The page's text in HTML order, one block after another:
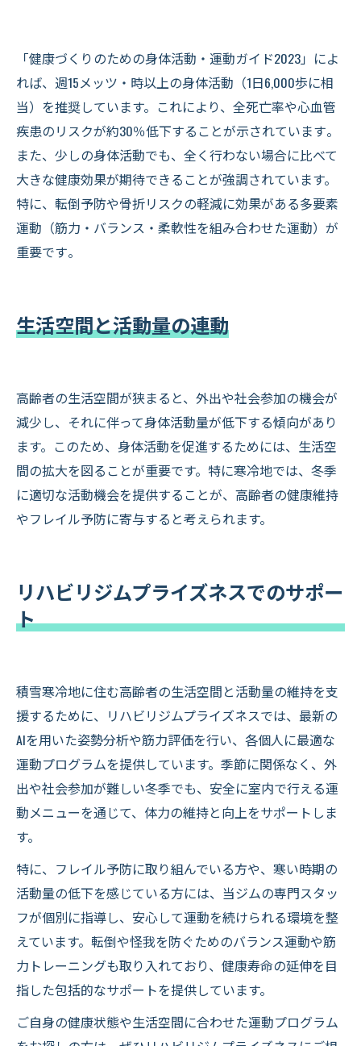
「健康づくりのための身体活動・運動ガイド2023」によ
れば、週15メッツ・時以上の身体活動（1日6,000歩に相
当）を推奨しています。これにより、全死亡率や心血管
疾患のリスクが約30％低下することが示されています​。
また、少しの身体活動でも、全く行わない場合に比べて
大きな健康効果が期待できることが強調されています。
特に、転倒予防や骨折リスクの軽減に効果がある多要素
運動（筋力・バランス・柔軟性を組み合わせた運動）が
重要です​。
生活空間と活動量の連動
高齢者の生活空間が狭まると、外出や社会参加の機会が
減少し、それに伴って身体活動量が低下する傾向があり
ます。このため、身体活動を促進するためには、生活空
間の拡大を図ることが重要です。特に寒冷地では、冬季
に適切な活動機会を提供することが、高齢者の健康維持
やフレイル予防に寄与すると考えられます。
リハビリジムプライズネスでのサポー
ト
積雪寒冷地に住む高齢者の生活空間と活動量の維持を支
援するために、リハビリジムプライズネスでは、最新の
AIを用いた姿勢分析や筋力評価を行い、各個人に最適な
運動プログラムを提供しています。季節に関係なく、外
出や社会参加が難しい冬季でも、安全に室内で行える運
動メニューを通じて、体力の維持と向上をサポートしま
す。
特に、フレイル予防に取り組んでいる方や、寒い時期の
活動量の低下を感じている方には、当ジムの専門スタッ
フが個別に指導し、安心して運動を続けられる環境を整
えています。転倒や怪我を防ぐためのバランス運動や筋
力トレーニングも取り入れており、健康寿命の延伸を目
指した包括的なサポートを提供しています。
ご自身の健康状態や生活空間に合わせた運動プログラム